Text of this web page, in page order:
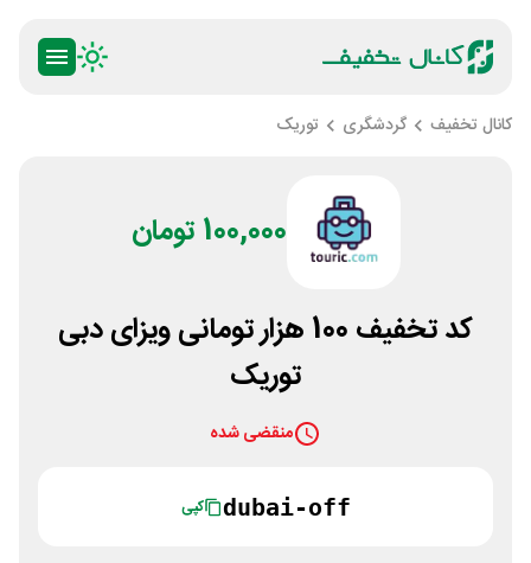
کانال تخفیف گردشگری توریک
100,000 تومان
کد تخفیف 100 هزار تومانی ویزای دبی
توریک
منقضی شده
dubai-off کپی